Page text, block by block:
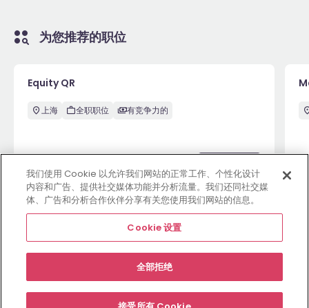
为您推荐的职位
Equity QR
上海 全职职位 有竞争力的
查看更多职位
雇主网站职位资源中心关于合规条款Cookie 设置
我们使用 Cookie 以允许我们网站的正常工作、个性化设计
内容和广告、提供社交媒体功能并分析流量。我们还同社交媒
体、广告和分析合作伙伴分享有关您使用我们网站的信息。
Cookie 设置
全部拒绝